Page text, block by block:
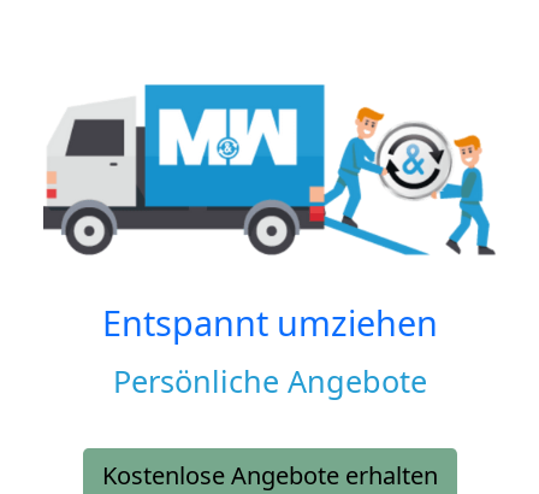
Entspannt umziehen
Persönliche Angebote
Kostenlose Angebote erhalten